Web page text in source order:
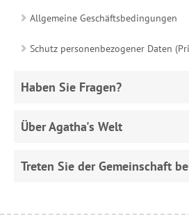
Allgemeine Geschäftsbedingungen
Schutz personenbezogener Daten
Haben Sie Fragen?
Über Agatha's Welt
Treten Sie der Gemeinschaft